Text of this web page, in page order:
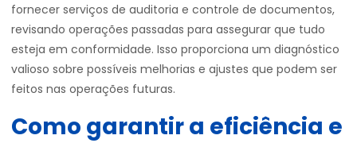
fornecer serviços de auditoria e controle de documentos,
revisando operações passadas para assegurar que tudo
esteja em conformidade. Isso proporciona um diagnóstico
valioso sobre possíveis melhorias e ajustes que podem ser
feitos nas operações futuras.
Como garantir a eficiência e